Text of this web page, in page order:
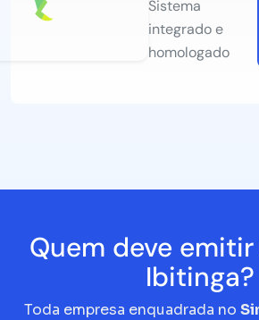
Sistema
integrado e
homologado
Quem deve emitir
Ibitinga?
Toda empresa enquadrada no